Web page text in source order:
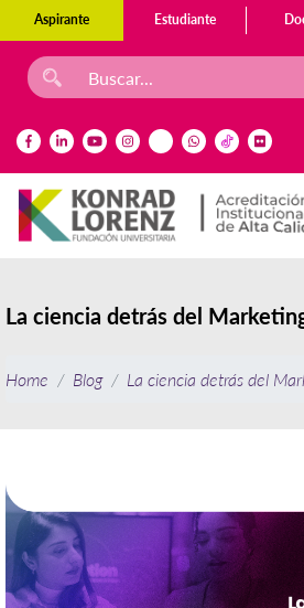
Aspirante Estudiante
La ciencia detrás del
Home Blog La ciencia detrás del